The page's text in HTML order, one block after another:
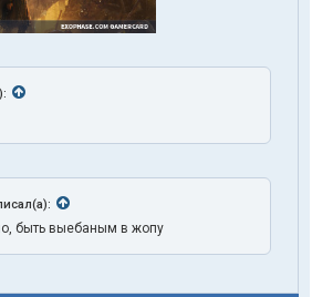
быть выебаным в жопу